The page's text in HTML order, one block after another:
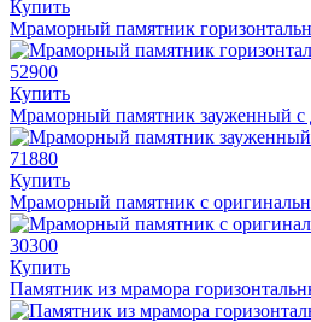
Купить
Мраморный памятник
52900
Купить
Мраморный памятник зауженный с
71880
Купить
Мраморный памятник с
30300
Купить
Памятник из мрамора